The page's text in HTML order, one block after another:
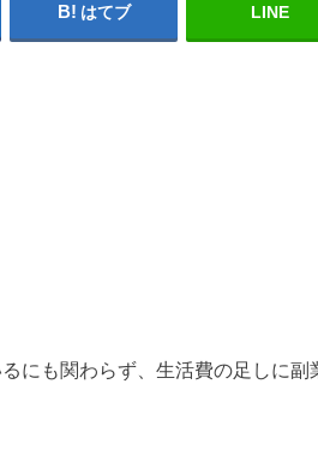
はてブ LINE
にも関わらず、生活費の足しに副